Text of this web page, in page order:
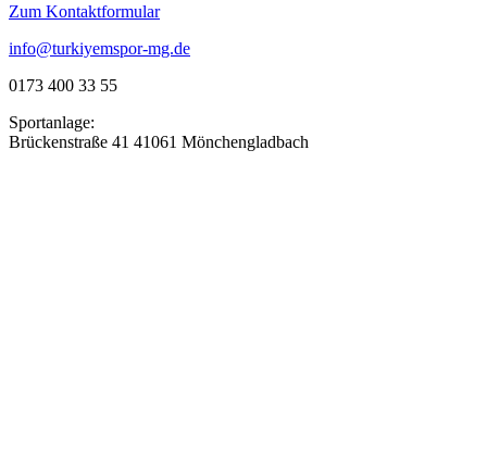
Zum Kontaktformular
info@turkiyemspor-mg.de
0173 400 33 55
Sportanlage:
Brückenstraße 41 41061 Mönchengladbach